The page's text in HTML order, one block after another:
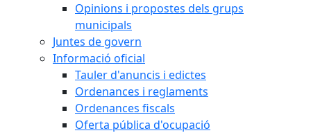
Opinions i propostes dels grups
municipals
Juntes de govern
Informació oficial
Tauler d'anuncis i edictes
Ordenances i reglaments
Ordenances fiscals
Oferta pública d'ocupació